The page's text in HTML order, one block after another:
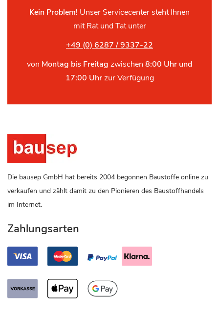
Kein Problem! Unser Servicecenter steht Ihnen
mit Rat und Tat unter
+49 (0) 6287 / 9337-22
von Montag bis Freitag zwischen 8:00 Uhr und
17:00 Uhrzur Verfügung
Die bausep GmbH hat bereits 2004 begonnen Baustoffe online zu
verkaufen und zählt damit zu den Pionieren des Baustoffhandels
im Internet.
Zahlungsarten